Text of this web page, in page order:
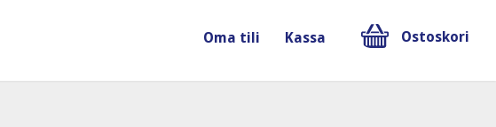
Oma tili Kassa Ostoskori